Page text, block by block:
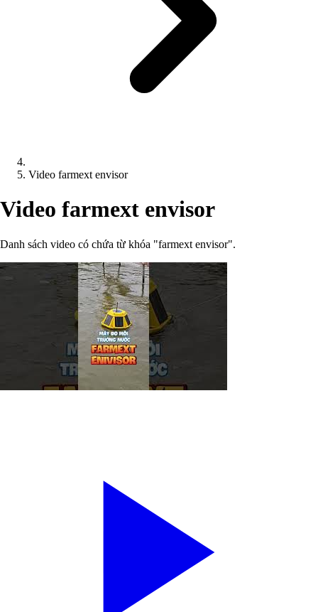
Video farmext envisor
Video farmext envisor
Danh sách video có chứa từ khóa "farmext envisor".